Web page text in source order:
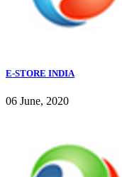
E-STORE INDIA
06 June, 2020